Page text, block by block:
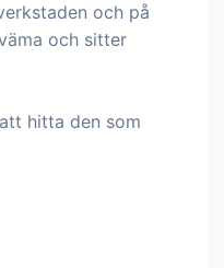
och på
och sitter
hitta den som